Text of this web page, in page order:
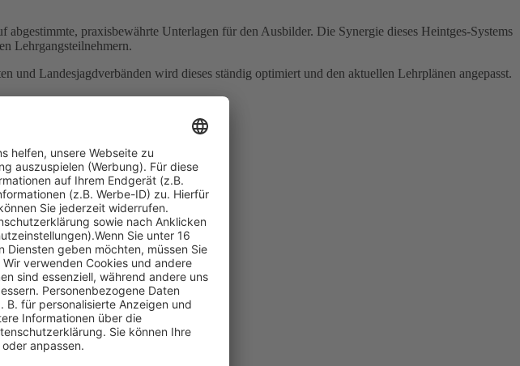
praxisbewährte Unterlagen für den Ausbilder. Die Synergie dieses Heintges-Systems
Lehrgangsteilnehmern.
und Landesjagdverbänden wird dieses ständig optimiert und den aktuellen Lehrplänen angepasst.